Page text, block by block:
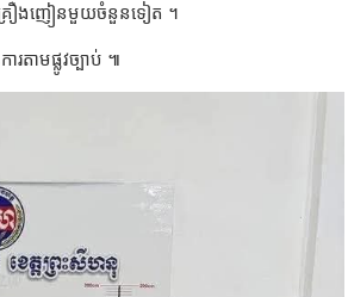
រឿងញៀនមួយចំនួនទៀត ។
តាមផ្លូវច្បាប់ ៕